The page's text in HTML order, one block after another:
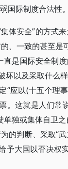
国际制度合法性。
体安全”的方式
、一致的甚至是
直是国际安全制
坏以及采取什么
“应以(十五个理
。这就是人们常
单独或集体自卫
的判断、采取“
予大国以否决权